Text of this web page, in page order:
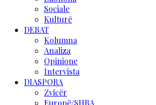
Sociale
Kulturë
DEBAT
Kolumna
Analiza
Opinione
Intervista
DIASPORA
Zvicër
Europë/SHBA